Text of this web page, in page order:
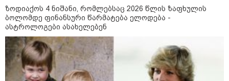
09:20 / 04-08-2026
შვიდი გარდაცვლილი და 40
დაშავებული - რუსეთში
აცხადებენ, რომ უკრაინული
დრონი დამსვენებლებით სავსე
სანაპიროზე აფეთქდა (ვიდეო)
ზოდიაქოს 4 ნიშანი, რომლებსაც 2026 წლის ზაფხულის
ბოლომდე ფინანსური წარმატება ელოდება -
ასტროლოგები ასახელებენ